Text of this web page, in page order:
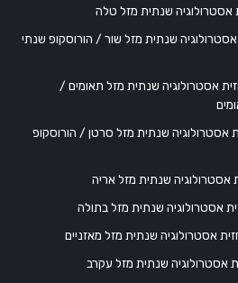
/ תחזית אסטרולוגיה שנתית מזל שור / הורוסקופ שנתי
/ תחזית אסטרולוגיה שנתית מזל תאומים /
/ תחזית אסטרולוגיה שנתית מזל סרטן / הורוסקופ